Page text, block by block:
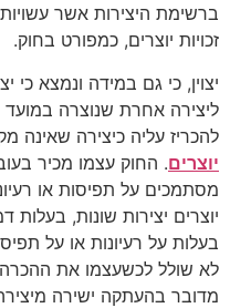
ברשימת היצירות אשר
זכויות יוצרים, כמפורט בחוק.
יצוין, כי גם במידה ונמצא כי
ליצירה אחרת שנוצרה במועד
להכריז עליה כיצירה שאינה
יוצרים. החוק עצמו מכיר
מסתמכים על תפיסות או
יוצרים יצירות שונות, בעלות
בעלות על רעיונות או על
לא שולל לכשעצמו את ההכרה
מדובר בהעתקה ישירה